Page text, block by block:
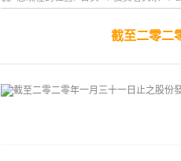
截至二零二